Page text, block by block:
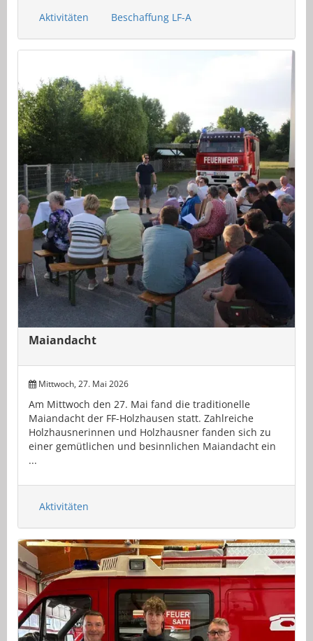
Aktivitäten Beschaffung LF-A
Maiandacht
Mittwoch, 27. Mai 2026
Am Mittwoch den 27. Mai fand die traditionelle
Maiandacht der FF-Holzhausen statt. Zahlreiche
Holzhausnerinnen und Holzhausner fanden sich zu
einer gemütlichen und besinnlichen Maiandacht ein
...
Aktivitäten